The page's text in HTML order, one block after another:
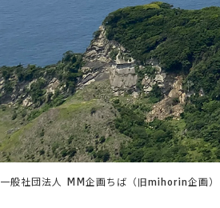
一般社団法人 MM企画ちば（旧mihorin企画）